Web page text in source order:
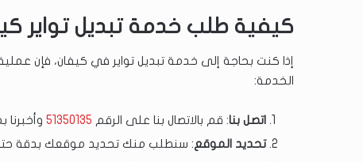
كيفية طلب خدمة تبديل تواير
إذا كنت بحاجة إلى خدمة تبديل تواير في كيفان، فإن
الخدمة:
اتصل بنا: قم بالاتصال بنا على الرقم 51350135 وأخبرنا
تحديد الموقع: سنطلب منك تحديد موقعك بدقة